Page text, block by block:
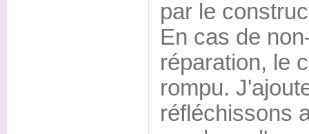
par le
En cas de
réparation, le
rompu.
réfléchissons